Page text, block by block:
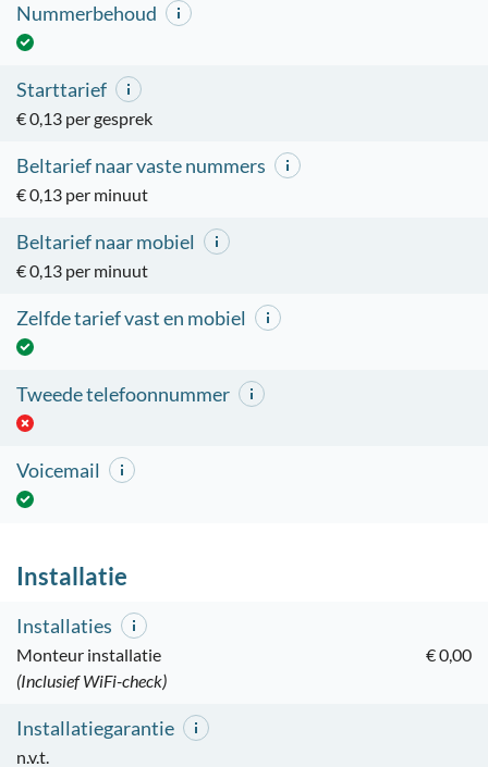
Nummerbehoud
Starttarief
€ 0,13 per gesprek
Beltarief naar vaste nummers
€ 0,13 per minuut
Beltarief naar mobiel
€ 0,13 per minuut
Zelfde tarief vast en mobiel
Tweede telefoonnummer
Voicemail
Installatie
Installaties
Monteur installatie
€ 0,00
(Inclusief WiFi-check)
Installatiegarantie
n.v.t.